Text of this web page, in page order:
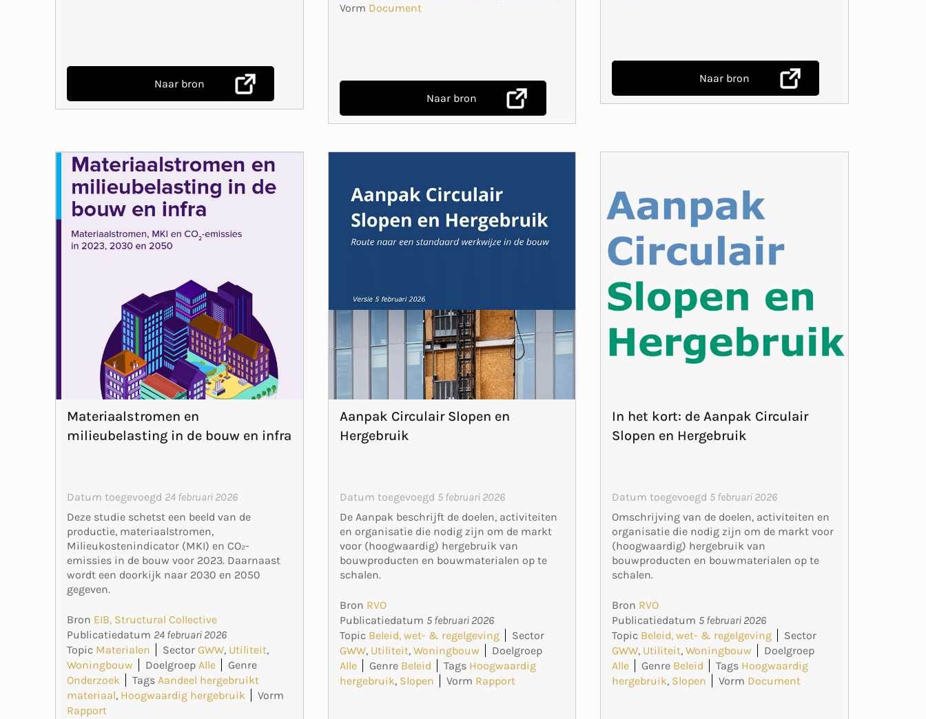
Naar bron
Vorm Document
Naar bron
Naar bron
Materiaalstromen en
milieubelasting in de bouw en infra
Datum toegevoegd 24 februari 2026
Deze studie schetst een beeld van de
productie, materiaalstromen,
Milieukostenindicator (MKI) en CO₂-
emissies in de bouw voor 2023. Daarnaast
wordt een doorkijk naar 2030 en 2050
gegeven.
Bron EIB, Structural Collective
Publicatiedatum 24 februari 2026
Topic Materialen Sector GWW, Utiliteit,
Woningbouw
Doelgroep Alle
Genre
Onderzoek
Tags Aandeel hergebruikt
materiaal, Hoogwaardig hergebruik
Vorm
Rapport
Aanpak Circulair Slopen en
Hergebruik
Datum toegevoegd 5 februari 2026
De Aanpak beschrijft de doelen, activiteiten
en organisatie die nodig zijn om de markt
voor (hoogwaardig) hergebruik van
bouwproducten en bouwmaterialen op te
schalen.
Bron RVO
Publicatiedatum 5 februari 2026
Topic Beleid, wet- & regelgeving
Sector
GWW, Utiliteit, Woningbouw
Doelgroep
Alle
Genre Beleid Tags Hoogwaardig
hergebruik, Slopen Vorm Rapport
In het kort: de Aanpak Circulair
Slopen en Hergebruik
Datum toegevoegd 5 februari 2026
Omschrijving van de doelen, activiteiten en
organisatie die nodig zijn om de markt voor
(hoogwaardig) hergebruik van
bouwproducten en bouwmaterialen op te
schalen.
Bron RVO
Publicatiedatum 5 februari 2026
Topic Beleid, wet- & regelgeving
Sector
GWW, Utiliteit,Woningbouw
Doelgroep
Alle
Genre Beleid Tags Hoogwaardig
hergebruik, Slopen Vorm Document